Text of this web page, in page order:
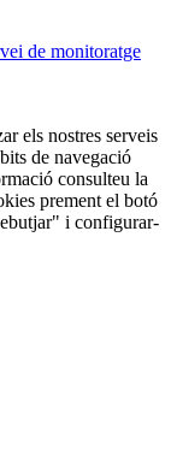
de monitoratge
els nostres serveis
de navegació
consulteu la
prement el botó
i configurar-